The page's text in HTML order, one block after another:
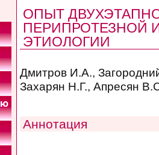
ОПЫТ
ПЕРИПРОТЕЗНОЙ
ЭТИОЛОГИИ
Дмитров И.А.,
Захарян Н.Г., Апресян
Аннотация